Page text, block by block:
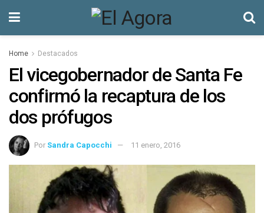
Home Destacados
El vicegobernador de Santa Fe
confirmó la recaptura de los
dos prófugos
Por Sandra Capocchi 11 enero, 2016